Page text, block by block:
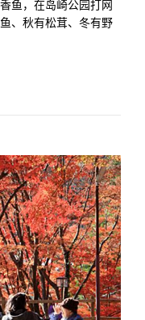
鱼，在岛崎公园打网
、秋有松茸、冬有野